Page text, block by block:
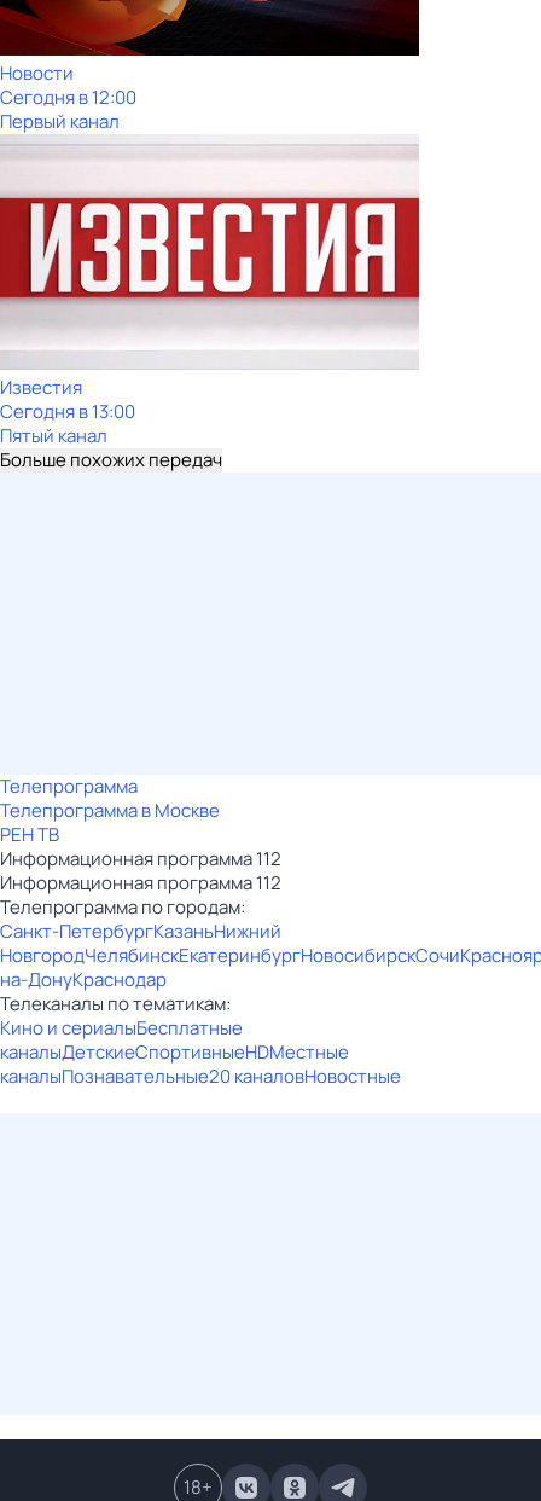
Новости
Сегодня в 12:00
Первый канал
Известия
Сегодня в 13:00
Пятый канал
Больше похожих передач
Телепрограмма
Телепрограмма в Москве
РЕН ТВ
Информационная пpограммa 112
Информационная пpограммa 112
Телепрограмма по городам:
Санкт-ПетербургКазаньНижний
НовгородЧелябинскЕкатеринбургНовосибирскСочи
на-ДонуКраснодар
Телеканалы по тематикам:
Кино и сериалыБесплатные
каналыДетскиеСпортивныеHDМестные
каналыПознавательные20 каналовНовостные
18+